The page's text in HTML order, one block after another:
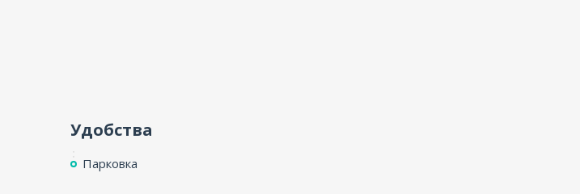
Удобства
Парковка